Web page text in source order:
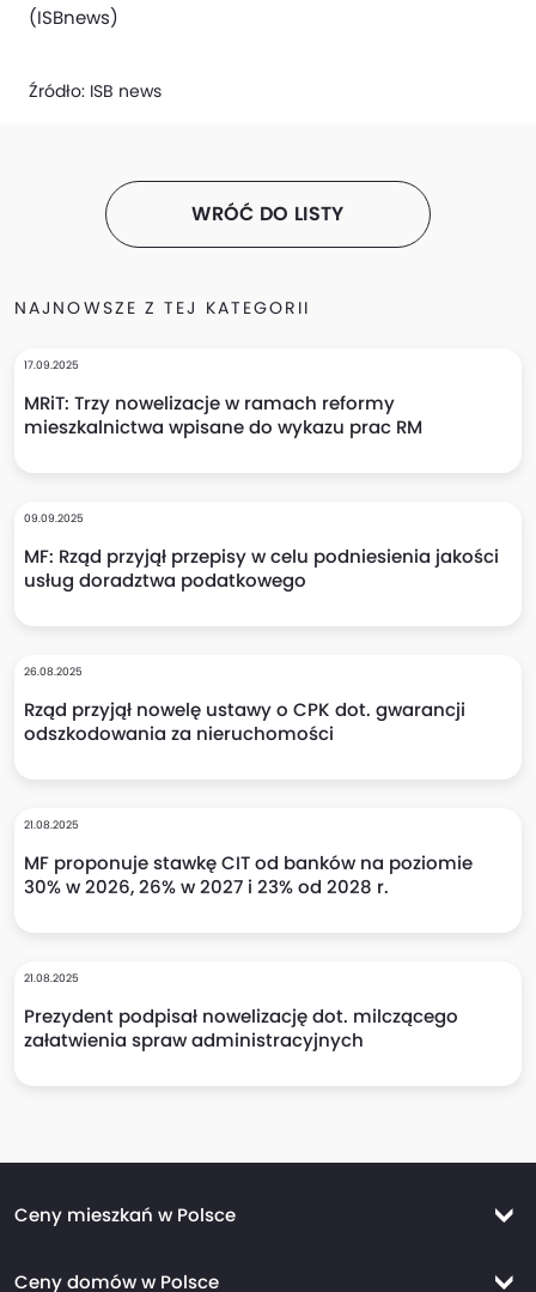
(ISBnews)
Źródło: ISB news
WRÓĆ DO LISTY
NAJNOWSZE Z TEJ KATEGORII
17.09.2025
MRiT: Trzy nowelizacje w ramach reformy
mieszkalnictwa wpisane do wykazu prac RM
09.09.2025
MF: Rząd przyjął przepisy w celu podniesienia jakości
usług doradztwa podatkowego
26.08.2025
Rząd przyjął nowelę ustawy o CPK dot. gwarancji
odszkodowania za nieruchomości
21.08.2025
MF proponuje stawkę CIT od banków na poziomie
30% w 2026, 26% w 2027 i 23% od 2028 r.
21.08.2025
Prezydent podpisał nowelizację dot. milczącego
załatwienia spraw administracyjnych
Ceny mieszkań w Polsce
Ceny domów w Polsce